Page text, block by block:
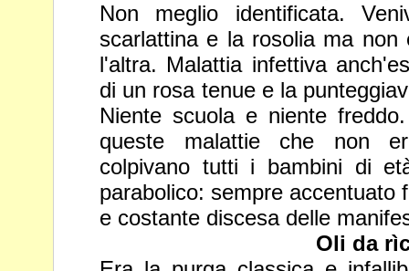
Non meglio identificata.
scarlattina e la rosolia ma
l'altra. Malattia infettiva
di un rosa tenue e la
Niente scuola e niente
queste malattie che non
colpivano tutti i bambini di
parabolico: sempre accentuato
e costante discesa delle
Oli da